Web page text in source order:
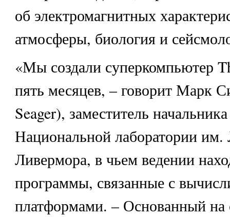
об электромагнитных
атмосферы, биология и
«Мы создали суперкомпьютер
пять месяцев, – говорит Марк
Seager), заместитель
Национальной лаборатории им.
Ливермора, в чьем ведении
программы, связанные с
платформами. – Основанный на